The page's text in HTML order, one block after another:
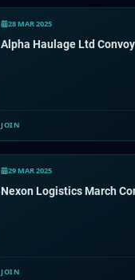
28 MAR 2025
Alpha Haulage Ltd
JOIN
29 MAR 2025
Nexon Logistics March
JOIN